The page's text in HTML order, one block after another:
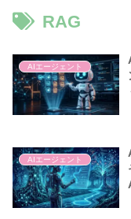
RAG
AIエージェント
AIエージェント